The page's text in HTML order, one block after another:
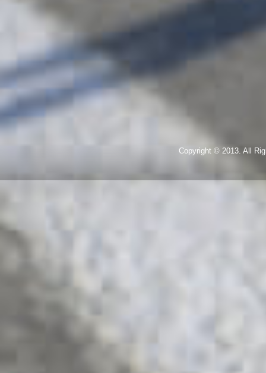
Copyright © 2013. All